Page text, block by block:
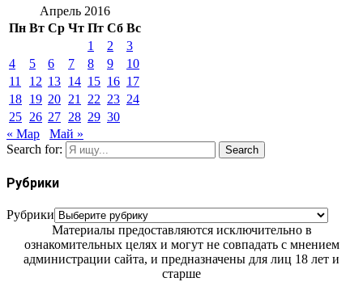
Апрель 2016
Пн Вт Ср Чт Пт Сб Вс
1
2
3
4
5 6 7 8 9
10
11
12 13 14 15 16 17
18 19 20 21 22 23 24
25 26 27 28 29 30
« Мар
Май »
Search for:
Search
Рубрики
Рубрики
Материалы предоставляются исключительно в
ознакомительных целях и могут не совпадать с мнением
администрации сайта, и предназначены для лиц 18 лет и
старше